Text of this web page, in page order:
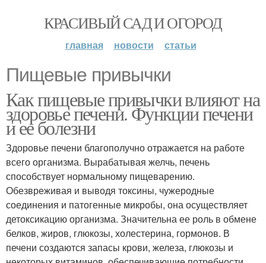
КРАСИВЫЙ САД И ОГОРОД
главная новости статьи
Пищевые привычки
Как пищевые привычки влияют на
здоровье печени. Функции печени
и ее болезни
Здоровье печени благополучно отражается на работе
всего организма. Вырабатывая желчь, печень
способствует нормальному пищеварению.
Обезвреживая и выводя токсины, чужеродные
соединения и патогенные микробы, она осуществляет
детоксикацию организма. Значительна ее роль в обмене
белков, жиров, глюкозы, холестерина, гормонов. В
печени создаются запасы крови, железа, глюкозы и